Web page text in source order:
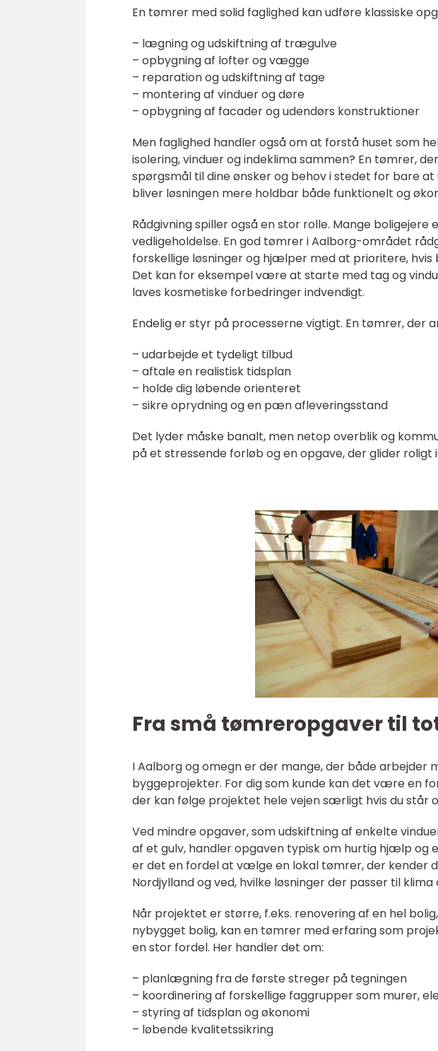
En tømrer med solid faglighed kan udføre klassiske
– lægning og udskiftning af trægulve
– opbygning af lofter og vægge
– reparation og udskiftning af tage
– montering af vinduer og døre
– opbygning af facader og udendørs konstruktioner
Men faglighed handler også om at forstå huset som
isolering, vinduer og indeklima sammen? En tømrer,
spørgsmål til dine ønsker og behov i stedet for bare
bliver løsningen mere holdbar både funktionelt og
Rådgivning spiller også en stor rolle. Mange
vedligeholdelse. En god tømrer i Aalborg-området
forskellige løsninger og hjælper med at prioritere,
Det kan for eksempel være at starte med tag og
laves kosmetiske forbedringer indvendigt.
Endelig er styr på processerne vigtigt. En tømrer, der
– udarbejde et tydeligt tilbud
– aftale en realistisk tidsplan
– holde dig løbende orienteret
– sikre oprydning og en pæn afleveringsstand
Det lyder måske banalt, men netop overblik og
på et stressende forløb og en opgave, der glider roligt
Fra små tømreropgaver til
I Aalborg og omegn er der mange, der både
byggeprojekter. For dig som kunde kan det være en
der kan følge projektet hele vejen særligt hvis du står
Ved mindre opgaver, som udskiftning af enkelte
af et gulv, handler opgaven typisk om hurtig hjælp
er det en fordel at vælge en lokal tømrer, der kender
Nordjylland og ved, hvilke løsninger der passer til
Når projektet er større, f.eks. renovering af en hel
nybygget bolig, kan en tømrer med erfaring som
en stor fordel. Her handler det om:
– planlægning fra de første streger på tegningen
– koordinering af forskellige faggrupper som murer,
– styring af tidsplan og økonomi
– løbende kvalitetssikring